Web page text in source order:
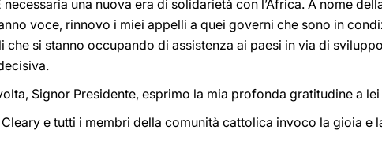
necessaria una nuova era di solidarietà con l’Africa. A nome
voce, rinnovo i miei appelli a quei governi che sono in
che si stanno occupando di assistenza ai paesi in via di
Signor Presidente, esprimo la mia profonda gratitudine a
e tutti i membri della comunità cattolica invoco la gioia e